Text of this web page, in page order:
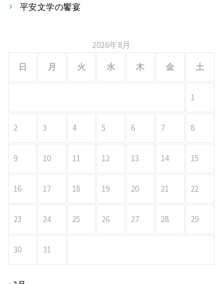
ン平安文学の饗宴
2026年8月
日
月 火 水 木 金 土
1
2 3 4 5 6 7 8
9 10 11 12 13 14 15
16 17 18 19 20 21 22
23 24 25 26 27 28 29
30 31